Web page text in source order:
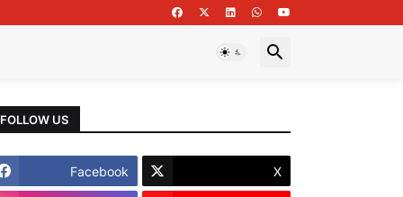
FOLLOW US
Facebook X